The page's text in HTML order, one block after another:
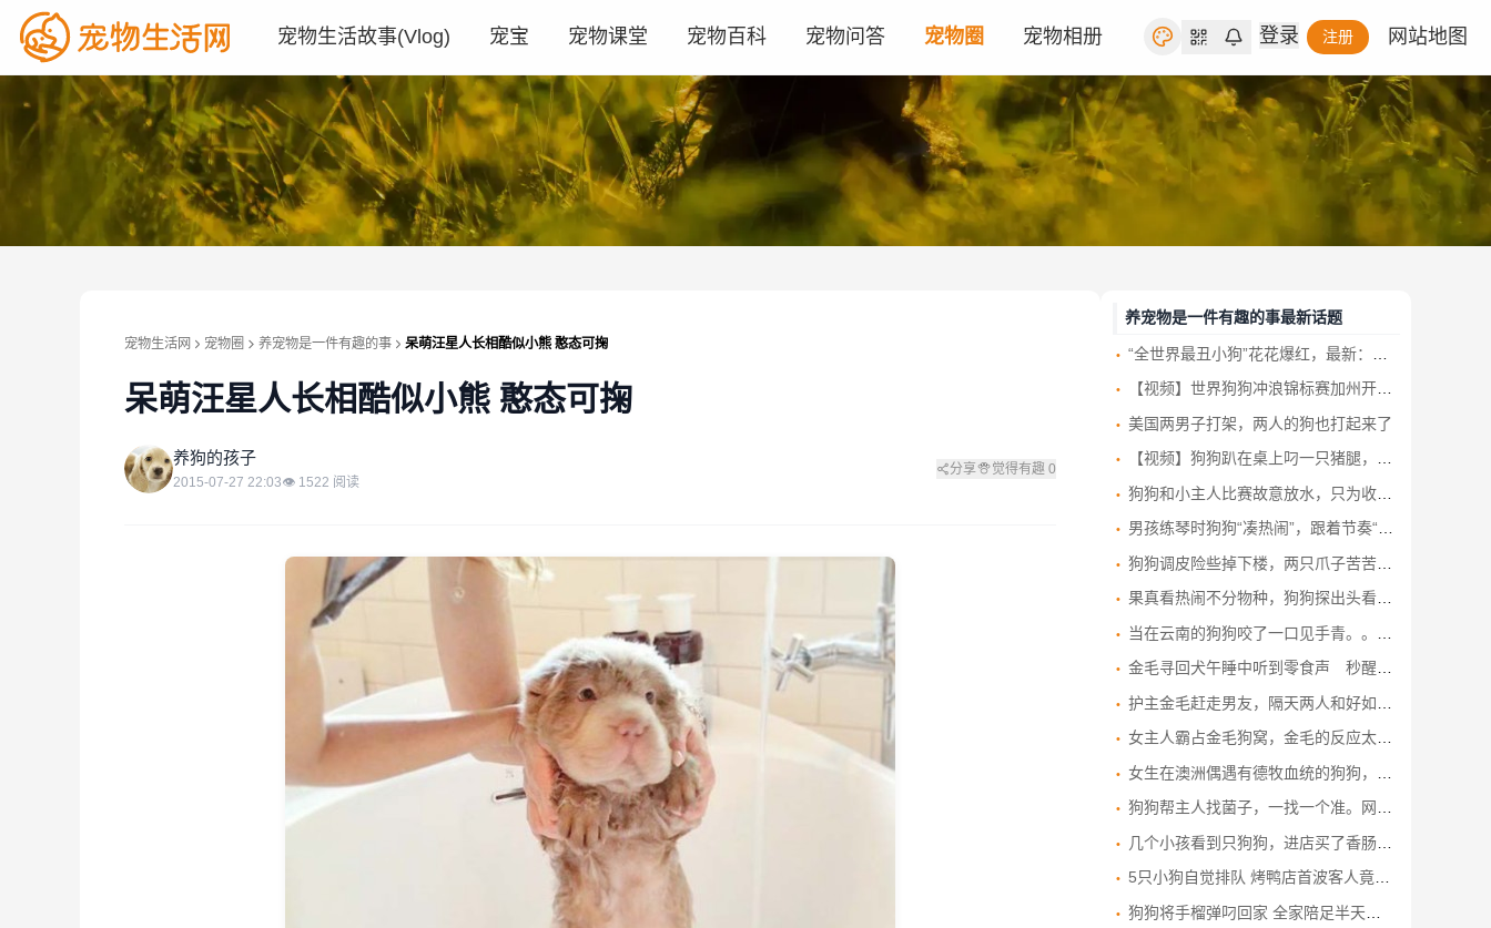
宠物生活故事(Vlog) 宠宝 宠物课堂 宠物百科 宠物问答 宠物圈 宠物相册 登录 注册 网站地图
宠物生活网 宠物圈 养宠物是一件有趣的事 呆萌汪星人长相酷似小熊 憨态可掬
呆萌汪星人长相酷似小熊 憨态可掬
养 养狗的孩子
2015-07-27 22:03👁 1522 阅读
分享 觉得有趣 0
养宠物是一件有趣的事最新话题
“全世界最丑小狗”花花爆红，最新：已被新主人买走，农场方回应！
【视频】世界狗狗冲浪锦标赛加州开赛 汪星人浪尖大显身手
美国两男子打架，两人的狗也打起来了
【视频】狗狗趴在桌上叼一只猪腿，拔腿就跑，店主发现后努力追也没追上！
狗狗和小主人比赛故意放水，只为收获鸡腿 这算盘打得清清楚楚
男孩练琴时狗狗“凑热闹”，跟着节奏“高歌”，网友：高山流水遇知音了。
狗狗调皮险些掉下楼，两只爪子苦苦支撑，幸好主人及时发现！
果真看热闹不分物种，狗狗探出头看八卦的样子太搞笑
当在云南的狗狗咬了一口见手青。。。。。。
金毛寻回犬午睡中听到零食声 秒醒来化身贪吃鬼 毛发乱翘为了吃
护主金毛赶走男友，隔天两人和好如初，狗子怒了：都给我滚！
女主人霸占金毛狗窝，金毛的反应太搞笑了，镜头记录搞笑一幕！
女生在澳洲偶遇有德牧血统的狗狗，英文听不懂，听到中文立马起身，狗子：终于听到了熟悉的语言啦
狗狗帮主人找菌子，一找一个准。网友：这才是真正的狗头“菌”师
几个小孩看到只狗狗，进店买了香肠和矿泉水给它，网友：自己吃小的，给狗狗买雷霆大火腿
5只小狗自觉排队 烤鸭店首波客人竟是汪汪队
狗狗将手榴弹叼回家 全家陪足半天才发现